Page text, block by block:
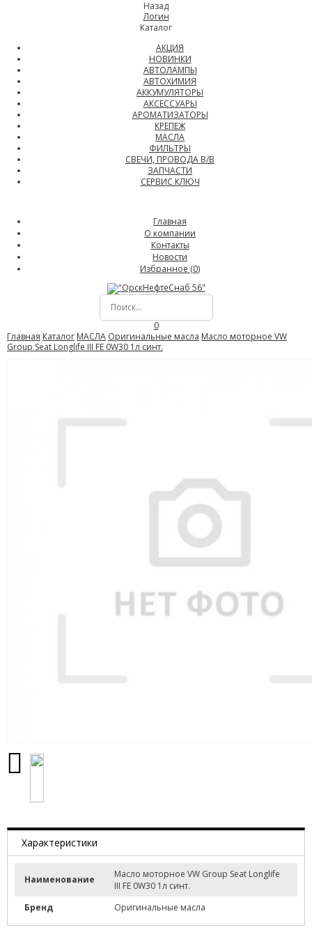
Назад
Логин
Каталог
АКЦИЯ
НОВИНКИ
АВТОЛАМПЫ
АВТОХИМИЯ
АККУМУЛЯТОРЫ
АКСЕССУАРЫ
АРОМАТИЗАТОРЫ
КРЕПЕЖ
МАСЛА
ФИЛЬТРЫ
СВЕЧИ, ПРОВОДА В/В
ЗАПЧАСТИ
СЕРВИС КЛЮЧ
Главная
О компании
Контакты
Новости
Избранное (0)
0
Главная Каталог МАСЛА Оригинальные масла Масло моторное VW
Group Seat Longlife III FE 0W30 1л синт.
Характеристики
Наименование
Масло моторное VW Group Seat Longlife
III FE 0W30 1л синт.
Бренд
Оригинальные масла